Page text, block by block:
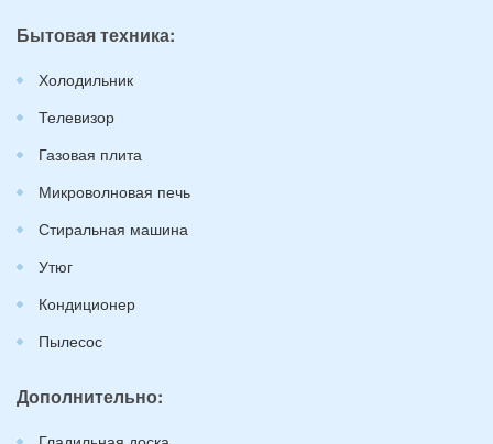
Бытовая техника:
Холодильник
Телевизор
Газовая плита
Микроволновая печь
Стиральная машина
Утюг
Кондиционер
Пылесос
Дополнительно: